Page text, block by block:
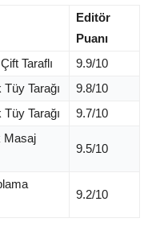
Editör
Puanı
Taraflı
9.9/10
Tarağı
9.8/10
Tarağı 9.7/10
Masaj
9.5/10
9.2/10